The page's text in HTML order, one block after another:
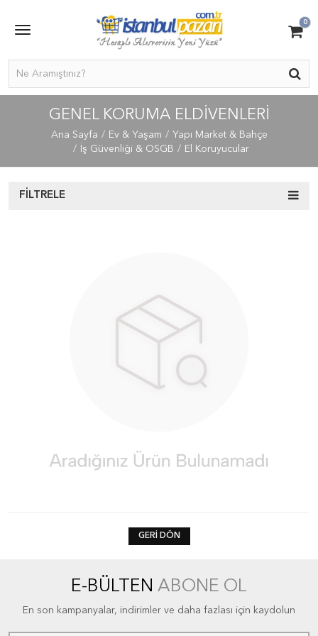
0
GENEL KORUMA ELDIVENLERI
Ana Sayfa Ev & Yaşam
Yapı Market & Bahçe
İş Güvenliği & OSGB
El Koruyucular
FILTRELE
GERI DÖN
E-BÜLTEN ABONE OL
En son kampanyalar, indirimler ve daha fazlası için kaydolun